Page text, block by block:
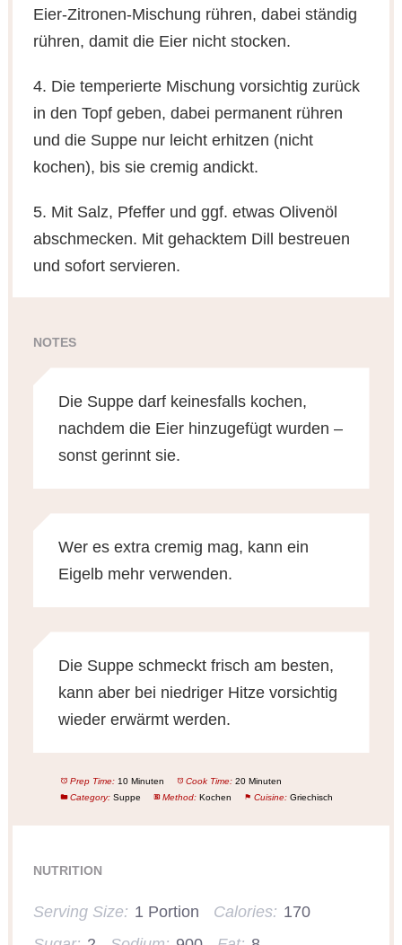
Eier-Zitronen-Mischung rühren, dabei ständig
rühren, damit die Eier nicht stocken.
4. Die temperierte Mischung vorsichtig zurück
in den Topf geben, dabei permanent rühren
und die Suppe nur leicht erhitzen (nicht
kochen), bis sie cremig andickt.
5. Mit Salz, Pfeffer und ggf. etwas Olivenöl
abschmecken. Mit gehacktem Dill bestreuen
und sofort servieren.
NOTES
Die Suppe darf keinesfalls kochen,
nachdem die Eier hinzugefügt wurden –
sonst gerinnt sie.
Wer es extra cremig mag, kann ein
Eigelb mehr verwenden.
Die Suppe schmeckt frisch am besten,
kann aber bei niedriger Hitze vorsichtig
wieder erwärmt werden.
Prep Time: 10 Minuten Cook Time: 20 Minuten
Category: Suppe Method: Kochen Cuisine: Griechisch
NUTRITION
Serving Size: 1 Portion Calories: 170